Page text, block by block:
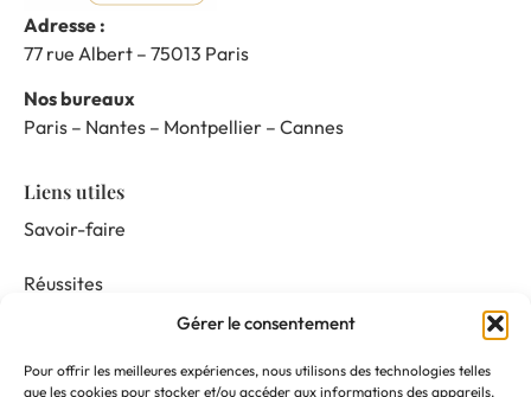
Gérer le consentement
Pour offrir les meilleures expériences, nous utilisons des technologies telles
que les cookies pour stocker et/ou accéder aux informations des appareils.
Adresse :
77 rue Albert – 75013 Paris
Nos bureaux
Paris – Nantes – Montpellier – Cannes
Liens utiles
Savoir-faire
Réussites
Mentor & Connect